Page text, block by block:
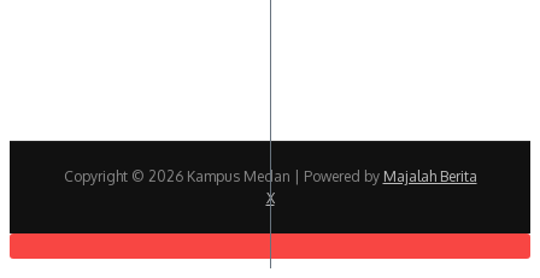
Copyright © 2026 Kampus Medan | Powered by Majalah Berita
X